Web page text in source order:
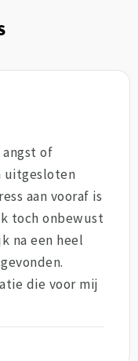
of
uitgesloten
aan vooraf is
toch onbewust
na een heel
die voor mij